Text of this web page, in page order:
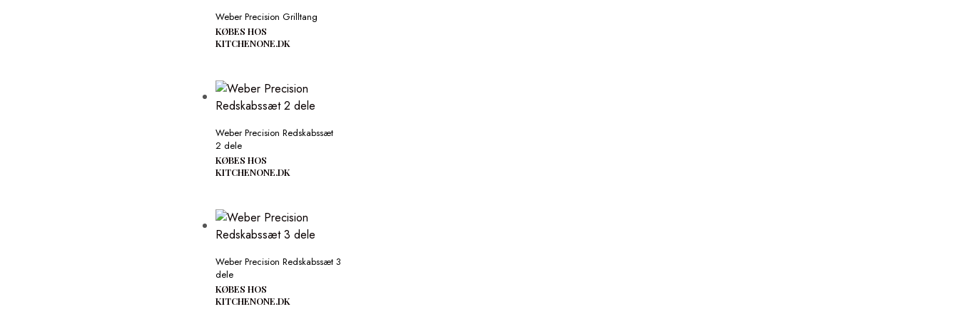
Weber Precision Grilltang
KØBES HOS
KITCHENONE.DK
Weber Precision Redskabssæt
2 dele
KØBES HOS
KITCHENONE.DK
Weber Precision Redskabssæt 3
dele
KØBES HOS
KITCHENONE.DK